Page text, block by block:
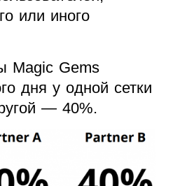
или иного
Magic Gems
дня у одной сетки
— 40%.